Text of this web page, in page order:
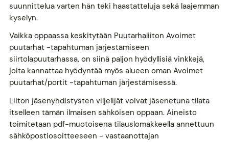
suunnittelua varten hän teki haastatteluja sekä laajemman
kyselyn.
Vaikka oppaassa keskitytään Puutarhaliiton Avoimet
puutarhat -tapahtuman järjestämiseen
siirtolapuutarhassa, on siinä paljon hyödyllisiä vinkkejä,
joita kannattaa hyödyntää myös alueen oman Avoimet
puutarhat/portit -tapahtuman järjestämisessä.
Liiton jäsenyhdistysten viljelijät voivat jäsenetuna tilata
itselleen tämän ilmaisen sähköisen oppaan. Aineisto
toimitetaan pdf-muotoisena tilauslomakkeella annettuun
sähköpostiosoitteeseen - vastaanottajan